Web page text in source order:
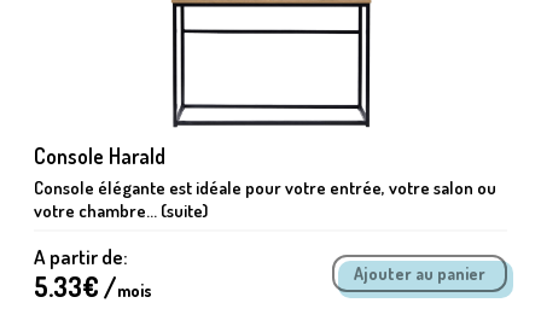
Console Harald
Console élégante est idéale pour votre entrée, votre salon ou
votre chambre... (suite)
A partir de:
5.33€ /mois